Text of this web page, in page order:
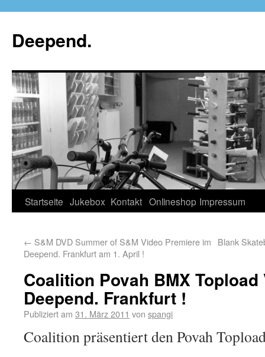
Deepend.
Startseite Jukebox Kontakt Onlineshop Impressum
← S&M DVD Summer of S&M Video Premiere im
Deepend. Frankfurt am 1. April !
Blank
Coalition Povah BMX
Deepend. Frankfurt !
Publiziert am 31. März 2011 von spangi
Coalition präsentiert den Povah